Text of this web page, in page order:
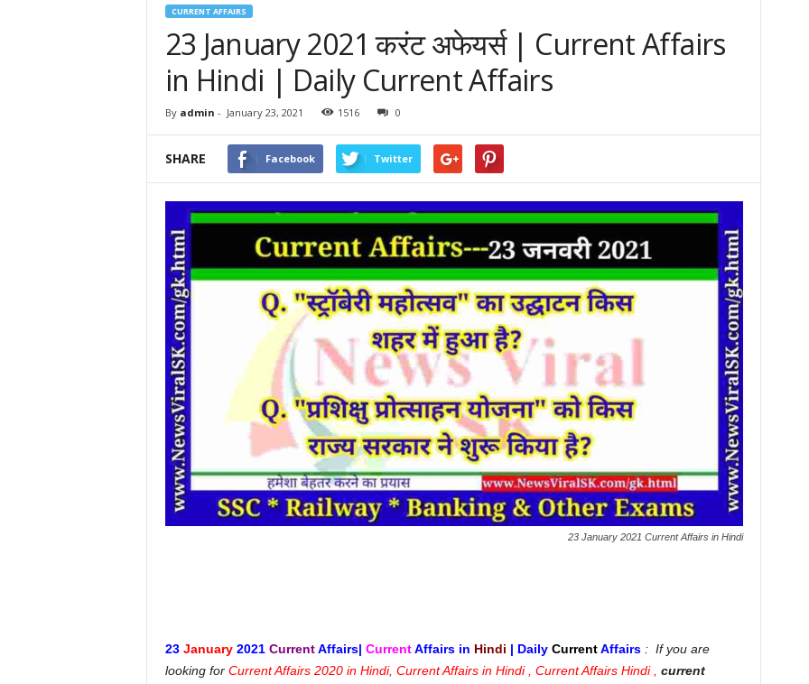
CURRENT AFFAIRS
23 January 2021 करंट अफेयर्स | Current Affairs
in Hindi | Daily Current Affairs
By admin - January 23, 2021 1516 0
SHARE Facebook Twitter
23 January 2021 Current Affairs in Hindi
23 January2021 CurrentAffairs| CurrentAffairs in Hindi | Daily CurrentAffairs : If you are
looking for Current Affairs 2020 in Hindi, Current Affairs in Hindi , Current Affairs Hindi ,
current